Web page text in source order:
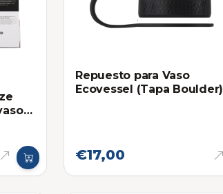
Repuesto para Vaso
Ecovessel (Tapa Boulder)
€17,00